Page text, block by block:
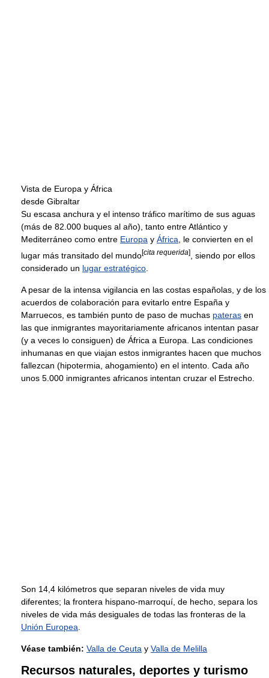
Vista de Europa y África
desde Gibraltar
Su escasa anchura y el intenso tráfico marítimo de sus aguas
(más de 82.000 buques al año), tanto entre Atlántico y
Mediterráneo como entre Europa y África , le convierten en el
lugar más transitado del mundo[cita requerida]
, siendo por ellos
considerado un lugar estratégico
A pesar de la intensa vigilancia en las costas españolas, y de los
acuerdos de colaboración para evitarlo entre España y
Marruecos, es también punto de paso de muchas pateras en
las que inmigrantes mayoritariamente africanos intentan pasar
(y a veces lo consiguen) de África a Europa. Las condiciones
inhumanas en que viajan estos inmigrantes hacen que muchos
fallezcan (hipotermia, ahogamiento) en el intento. Cada año
unos 5.000 inmigrantes africanos intentan cruzar el Estrecho.
Son 14,4 kilómetros que separan niveles de vida muy
diferentes; la frontera hispano-marroquí, de hecho, separa los
niveles de vida más desiguales de todas las fronteras de la
Unión Europea
Véase también: Valla de Ceuta y Valla de Melilla
Recursos naturales, deportes y turismo